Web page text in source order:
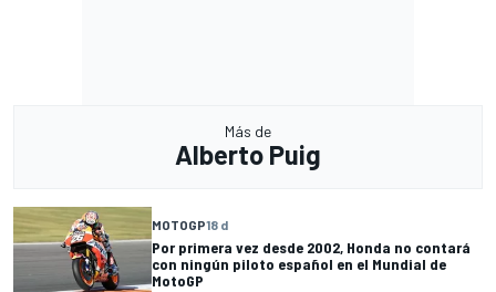
Más de
Alberto Puig
MOTOGP18 d
Por primera vez desde 2002, Honda no contará
con ningún piloto español en el Mundial de
MotoGP